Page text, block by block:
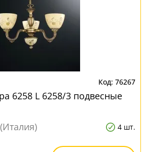
76267
6258 L 6258/3 подвесные
4 шт.